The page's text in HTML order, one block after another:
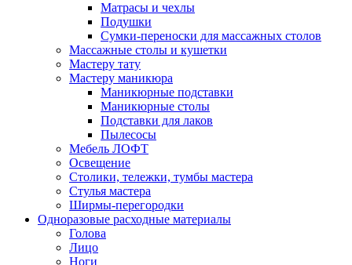
Матрасы и чехлы
Подушки
Сумки-переноски для массажных столов
Массажные столы и кушетки
Мастеру тату
Мастеру маникюра
Маникюрные подставки
Маникюрные столы
Подставки для лаков
Пылесосы
Мебель ЛОФТ
Освещение
Столики, тележки, тумбы мастера
Стулья мастера
Ширмы-перегородки
Одноразовые расходные материалы
Голова
Лицо
Ноги